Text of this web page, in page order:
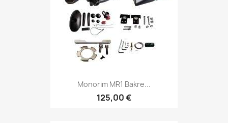
Monorim MR1 Bakre...
125,00 €